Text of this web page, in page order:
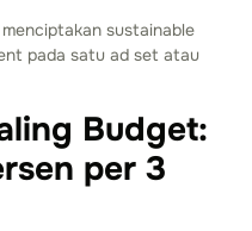
sustainable
pada satu ad set atau
Budget:
per 3